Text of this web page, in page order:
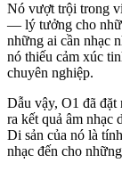
Nó vượt trội trong
— lý tưởng cho
những ai cần nhạc
nó thiếu cảm xúc
chuyên nghiệp.
Dẫu vậy, O1 đã đặt
ra kết quả âm nhạc
Di sản của nó là
nhạc đến cho